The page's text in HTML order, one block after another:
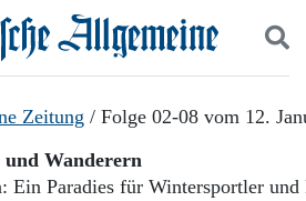
Politik
Wirtschaft
Panorama
Zeitung / Folge 02-08 vom 12.
Wanderern
Ein Paradies für Wintersportler